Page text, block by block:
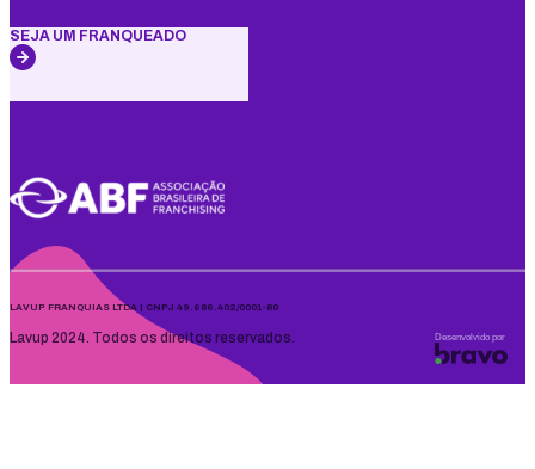
SEJA UM FRANQUEADO
LAVUP FRANQUIAS LTDA | CNPJ 49.686.402/0001-80
Lavup 2024. Todos os direitos reservados. Desenvolvido por